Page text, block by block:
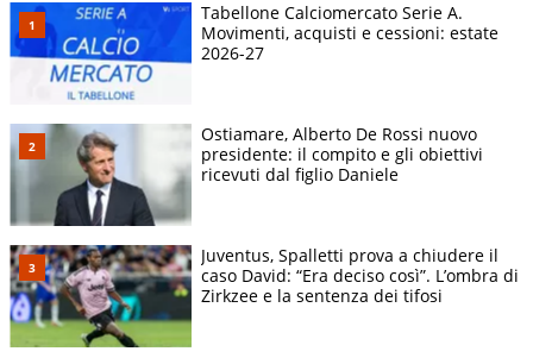
Tabellone Calciomercato Serie A.
Movimenti, acquisti e cessioni: estate
2026-27
Ostiamare, Alberto De Rossi nuovo
presidente: il compito e gli obiettivi
ricevuti dal figlio Daniele
Juventus, Spalletti prova a chiudere il
caso David: “Era deciso così”. L’ombra di
Zirkzee e la sentenza dei tifosi